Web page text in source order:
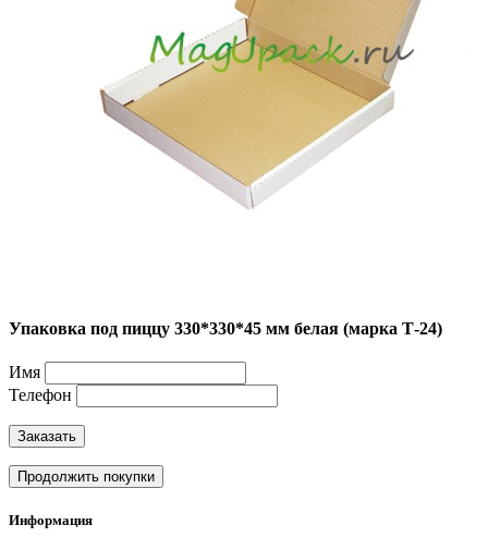
Упаковка под пиццу 330*330*45 мм белая (марка Т-24)
Имя
Телефон
Заказать
Продолжить покупки
Информация